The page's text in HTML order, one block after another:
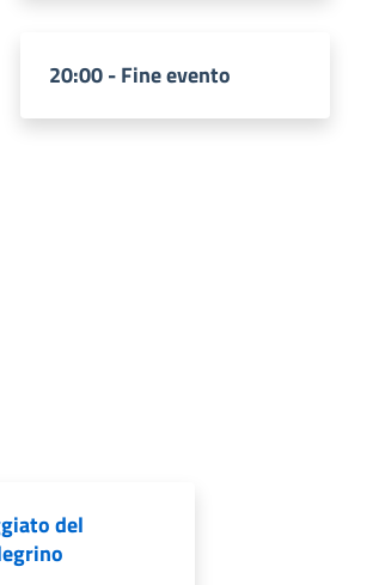
20:00 - Fine evento
del